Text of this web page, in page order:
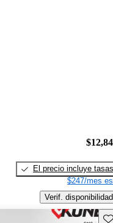
El precio incluye tasas
$247/mes
Verif. disponibilidad